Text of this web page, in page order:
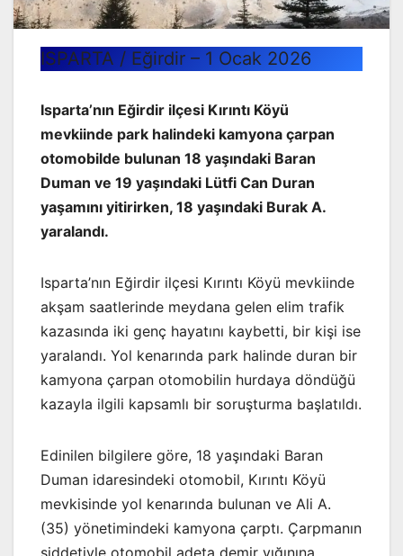
ISPARTA / Eğirdir – 1 Ocak 2026
Isparta’nın Eğirdir ilçesi Kırıntı Köyü
mevkiinde park halindeki kamyona çarpan
otomobilde bulunan 18 yaşındaki Baran
Duman ve 19 yaşındaki Lütfi Can Duran
yaşamını yitirirken, 18 yaşındaki Burak A.
yaralandı.
Isparta’nın Eğirdir ilçesi Kırıntı Köyü mevkiinde
akşam saatlerinde meydana gelen elim trafik
kazasında iki genç hayatını kaybetti, bir kişi ise
yaralandı. Yol kenarında park halinde duran bir
kamyona çarpan otomobilin hurdaya döndüğü
kazayla ilgili kapsamlı bir soruşturma başlatıldı.
Edinilen bilgilere göre, 18 yaşındaki Baran
Duman idaresindeki otomobil, Kırıntı Köyü
mevkisinde yol kenarında bulunan ve Ali A.
(35) yönetimindeki kamyona çarptı. Çarpmanın
şiddetiyle otomobil adeta demir yığınına